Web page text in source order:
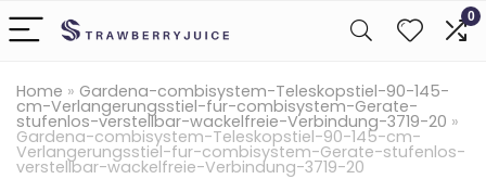
0
Home » Gardena-combisystem-Teleskopstiel-90-145-
cm-Verlangerungsstiel-fur-combisystem-Gerate-
stufenlos-verstellbar-wackelfreie-Verbindung-3719-20 »
Gardena-combisystem-Teleskopstiel-90-145-cm-
Verlangerungsstiel-fur-combisystem-Gerate-stufenlos-
verstellbar-wackelfreie-Verbindung-3719-20